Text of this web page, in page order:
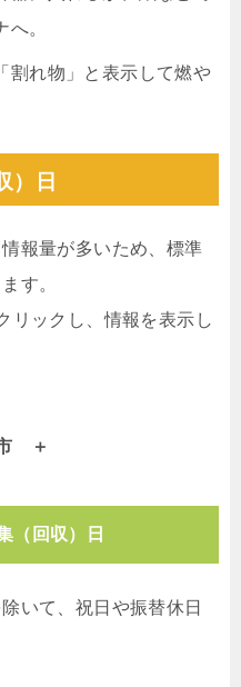
。
割れ物」と表示して燃や
）日
報量が多いため、標準
す。
リックし、情報を表示し
（回収）日
いて、祝日や振替休日